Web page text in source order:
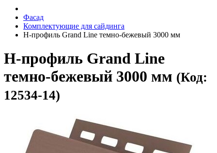
Фасад
Комплектующие для сайдинга
H-профиль Grand Line темно-бежевый 3000 мм
H-профиль Grand Line
темно-бежевый 3000 мм (Код:
12534-14)